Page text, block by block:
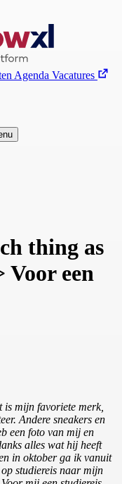
Agenda Vacatures
thing as
een
is mijn favoriete merk,
Andere sneakers en
een foto van mij en
alles wat hij heeft
in oktober ga ik vanuit
studiereis naar mijn